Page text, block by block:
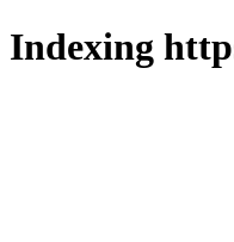
Indexing